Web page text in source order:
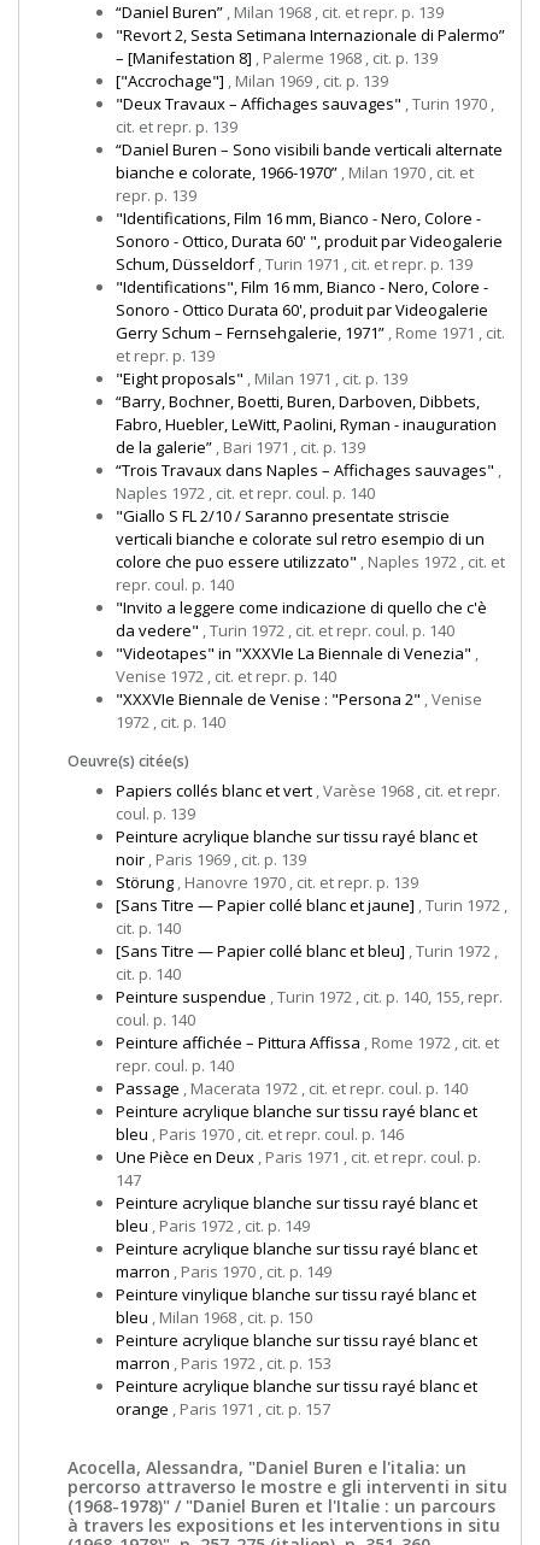
“Daniel Buren” , Milan 1968 , cit. et repr. p. 139
"Revort 2, Sesta Setimana Internazionale di Palermo”
– [Manifestation 8] , Palerme 1968 , cit. p. 139
["Accrochage"] , Milan 1969 , cit. p. 139
"Deux Travaux – Affichages sauvages" , Turin 1970 ,
cit. et repr. p. 139
“Daniel Buren – Sono visibili bande verticali alternate
bianche e colorate, 1966-1970” , Milan 1970 , cit. et
repr. p. 139
"Identifications, Film 16 mm, Bianco - Nero, Colore -
Sonoro - Ottico, Durata 60' ", produit par Videogalerie
Schum, Düsseldorf, Turin 1971 , cit. et repr. p. 139
"Identifications", Film 16 mm, Bianco - Nero, Colore -
Sonoro - Ottico Durata 60', produit par Videogalerie
Gerry Schum – Fernsehgalerie, 1971” , Rome 1971 , cit.
et repr. p. 139
"Eight proposals" , Milan 1971 , cit. p. 139
“Barry, Bochner, Boetti, Buren, Darboven, Dibbets,
Fabro, Huebler, LeWitt, Paolini, Ryman - inauguration
de la galerie” , Bari 1971 , cit. p. 139
“Trois Travaux dans Naples – Affichages sauvages" ,
Naples 1972 , cit. et repr. coul. p. 140
"Giallo S FL 2/10 / Saranno presentate striscie
verticali bianche e colorate sul retro esempio di un
colore che puo essere utilizzato" , Naples 1972 , cit. et
repr. coul. p. 140
"Invito a leggere come indicazione di quello che c'è
da vedere" , Turin 1972 , cit. et repr. coul. p. 140
"Videotapes" in "XXXVIe La Biennale di Venezia" ,
Venise 1972 , cit. et repr. p. 140
"XXXVIe Biennale de Venise : "Persona 2" , Venise
1972 , cit. p. 140
Oeuvre(s) citée(s)
Papiers collés blanc et vert , Varèse 1968 , cit. et repr.
coul. p. 139
Peinture acrylique blanche sur tissu rayé blanc et
noir , Paris 1969 , cit. p. 139
Störung , Hanovre 1970 , cit. et repr. p. 139
[Sans Titre — Papier collé blanc et jaune] , Turin 1972 ,
cit. p. 140
[Sans Titre — Papier collé blanc et bleu] , Turin 1972 ,
cit. p. 140
Peinture suspendue , Turin 1972 , cit. p. 140, 155, repr.
coul. p. 140
Peinture affichée – Pittura Affissa , Rome 1972 , cit. et
repr. coul. p. 140
Passage , Macerata 1972 , cit. et repr. coul. p. 140
Peinture acrylique blanche sur tissu rayé blanc et
bleu , Paris 1970 , cit. et repr. coul. p. 146
Une Pièce en Deux , Paris 1971 , cit. et repr. coul. p.
147
Peinture acrylique blanche sur tissu rayé blanc et
bleu , Paris 1972 , cit. p. 149
Peinture acrylique blanche sur tissu rayé blanc et
marron , Paris 1970 , cit. p. 149
Peinture vinylique blanche sur tissu rayé blanc et
bleu , Milan 1968 , cit. p. 150
Peinture acrylique blanche sur tissu rayé blanc et
marron , Paris 1972 , cit. p. 153
Peinture acrylique blanche sur tissu rayé blanc et
orange , Paris 1971 , cit. p. 157
Acocella, Alessandra, "Daniel Buren e l'italia: un
percorso attraverso le mostre e gli interventi in situ
(1968-1978)" / "Daniel Buren et l'Italie : un parcours
à travers les expositions et les interventions in situ